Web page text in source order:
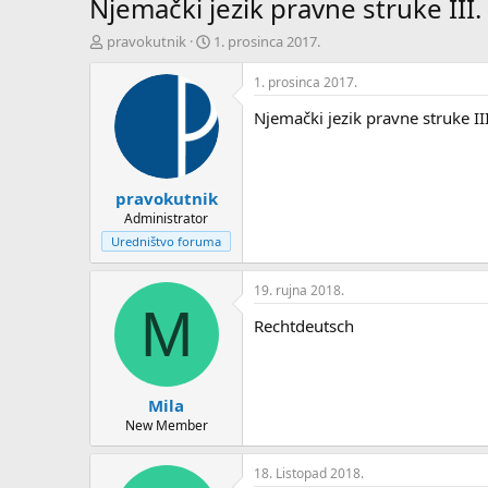
Njemački jezik pravne struke III.
T
u
o
pravokutnik
D
m
p
r
o
p
o
a
1. prosinca 2017.
pravokutnik
Administrator
Uredništvo foruma
1. prosinca 2017.
Njemački jezik pravne struke
M
Mila
New Member
19. rujna 2018.
Rechtdeutsch
18. Listopad 2018.